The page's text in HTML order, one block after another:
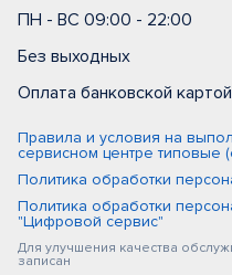
ПН - ВС 09:00 - 22:00
Без выходных
Оплата банковской картой
Правила и условия на
сервисном центре типовые
Политика обработки
Политика обработки
"Цифровой сервис"
Для улучшения качества
записан